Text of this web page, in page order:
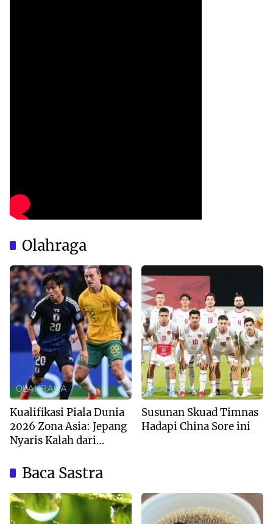
Olahraga
OLAHRAGA
Kualifikasi Piala Dunia
2026 Zona Asia: Jepang
Nyaris Kalah dari
OLAHRAGA
Susunan Skuad Timnas
Hadapi China Sore ini
Baca Sastra